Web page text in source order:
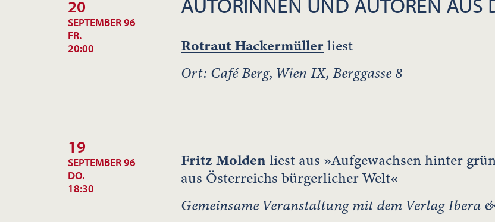
20
SEPTEMBER 96
FR.
20:00
Rotraut Hackermüllerliest
Ort: Café Berg, Wien IX, Berggasse 8
19
SEPTEMBER 96
DO.
18:30
Fritz Molden liest aus »Aufgewachsen hinter
aus Österreichs bürgerlicher Welt«
Gemeinsame Veranstaltung mit dem Verlag Ibera